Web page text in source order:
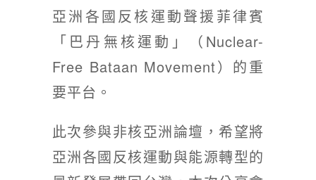
亞洲各國反核運動聲援菲律賓
「巴丹無核運動」（Nuclear-
Free Bataan Movement）的重
要平台。
此次參與非核亞洲論壇，希望將
亞洲各國反核運動與能源轉型的